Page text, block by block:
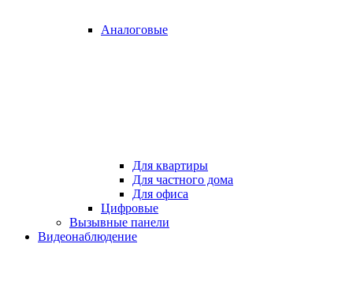
Аналоговые
Для квартиры
Для частного дома
Для офиса
Цифровые
Вызывные панели
Видеонаблюдение